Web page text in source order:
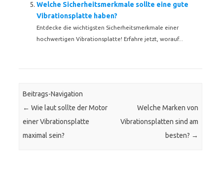
Welche Sicherheitsmerkmale sollte eine gute
Vibrationsplatte haben?
Entdecke die wichtigsten Sicherheitsmerkmale einer
hochwertigen Vibrationsplatte! Erfahre jetzt, worauf...
Beitrags-Navigation
← Wie laut sollte der Motor
einer Vibrationsplatte
maximal sein?
Welche Marken von
Vibrationsplatten sind am
besten? →